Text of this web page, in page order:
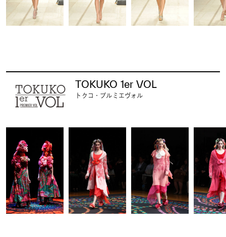
TOKUKO 1er VOL
トクコ・プルミエヴォル